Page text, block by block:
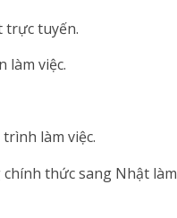
trực tuyến.
làm việc.
làm việc.
thức sang Nhật làm